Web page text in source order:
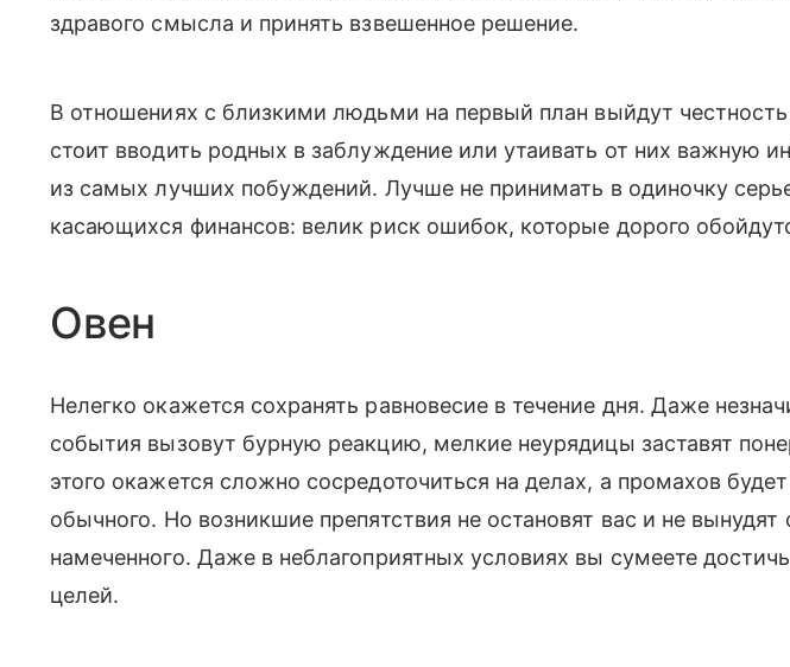
здравого смысла и принять взвешенное решение.
В отношениях с близкими людьми на первый план выйдут
стоит вводить родных в заблуждение или утаивать от них важную
из самых лучших побуждений. Лучше не принимать в одиночку
касающихся финансов: велик риск ошибок, которые дорого
Овен
Нелегко окажется сохранять равновесие в течение дня. Даже
события вызовут бурную реакцию, мелкие неурядицы заставят
этого окажется сложно сосредоточиться на делах, а промахов
обычного. Но возникшие препятствия не остановят вас и не вынудят
намеченного. Даже в неблагоприятных условиях вы сумеете
целей.